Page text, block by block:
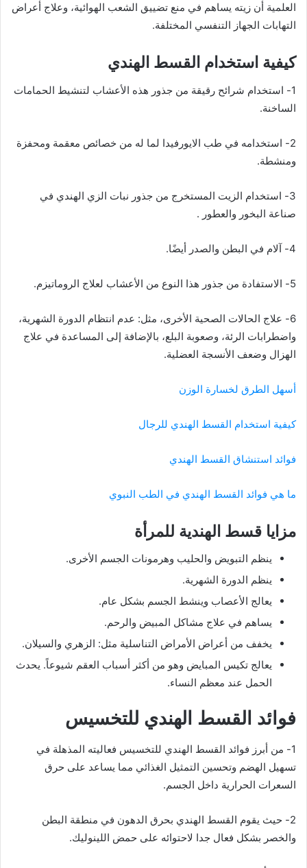
العلمية أن زيته يساهم في منع تضييق الشعب الهوائية، وعلاج أعراض
التهابات الجهاز التنفسي المختلفة.
كيفية استخدام القسط الهندي
1- استخدام شرائح رقيقة من جذور هذه الأعشاب لتنشيط الحمامات
الساخنة.
2- استخدامه في طب الايورفيدا لما له من خصائص معقمة ومحفزة
ومنشطة.
3- استخدام الزيت المستخرج من جذور نبات الزي الهندي في
صناعة البخور والعطور .
4- آلام في البطن والصدر أيضًا.
5- الاستفادة من جذور هذا النوع من الأعشاب لعلاج الروماتيزم.
6- علاج الحالات الصحية الأخرى، مثل: عدم انتظام الدورة الشهرية،
واضطرابات الرئة، وصعوبة البلع، بالإضافة إلى المساعدة في علاج
الهزال وضعف الأنسجة العضلية.
أسهل الطرق لخسارة الوزن
كيفية استخدام القسط الهندي للرجال
فوائد استنشاق القسط الهندي
ما هي فوائد القسط الهندي في الطب النبوي
مزايا قسط الهندية للمرأة
ينظم التبويض والحليب وهرمونات الجسم الأخرى.
ينظم الدورة الشهرية.
يعالج الأعصاب وينشط الجسم بشكل عام.
يساهم في علاج مشاكل المبيض والرحم.
يخفف من أعراض الأمراض التناسلية مثل: الزهري والسيلان.
يعالج تكيس المبايض وهو من أكثر أسباب العقم شيوعاً. يحدث
الحمل عند معظم النساء.
فوائد القسط الهندي للتخسيس
1- من أبرز فوائد القسط الهندي للتخسيس فعاليته المذهلة في
تسهيل الهضم وتحسين التمثيل الغذائي مما يساعد على حرق
السعرات الحرارية داخل الجسم.
2- حيث يقوم القسط الهندي بحرق الدهون في منطقة البطن
والخصر بشكل فعال جدا لاحتوائه على حمض اللينوليك.